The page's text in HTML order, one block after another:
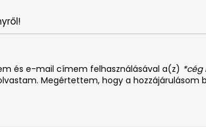
és e-mail címem felhasználásával a(z) *cég
Megértettem, hogy a hozzájárulásom